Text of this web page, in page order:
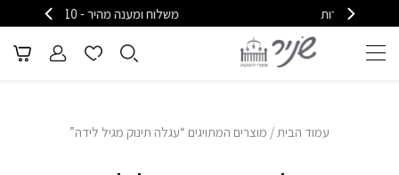
משלוח ומענה מהיר - 08-6715610
עמוד הבית/ מוצרים המתויגים “עגלה תינוק מגיל לידה”